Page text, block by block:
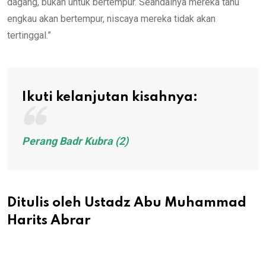
engkau akan bertempur, niscaya mereka tidak akan
tertinggal.”
Ikuti kelanjutan kisahnya:
Perang Badr Kubra (2)
Ditulis oleh Ustadz Abu Muhammad
Harits Abrar